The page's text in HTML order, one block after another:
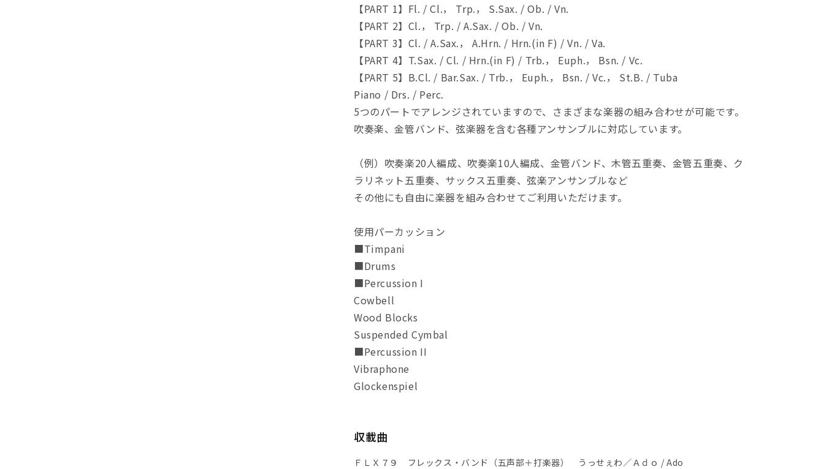
Ａ
ｄ
の
数
量
を
減
ら
Ａ
ｄ
ｏ
の
数
量
を
増
や
【PART 1】Fl. / Cl.， Trp.， S.Sax. / Ob. / Vn.
【PART 2】Cl.， Trp. / A.Sax. / Ob. / Vn.
【PART 3】Cl. / A.Sax.， A.Hrn. / Hrn.(in F) / Vn. / Va.
【PART 4】T.Sax. / Cl. / Hrn.(in F) / Trb.， Euph.， Bsn. / Vc.
【PART 5】B.Cl. / Bar.Sax. / Trb.， Euph.， Bsn. / Vc.， St.B. / Tuba
Piano / Drs. / Perc.
5つのパートでアレンジされていますので、さまざまな楽器の組み合わせが可能です。
吹奏楽、金管バンド、弦楽器を含む各種アンサンブルに対応しています。
（例）吹奏楽20人編成、吹奏楽10人編成、金管バンド、木管五重奏、金管五重奏、ク
ラリネット五重奏、サックス五重奏、弦楽アンサンブルなど
その他にも自由に楽器を組み合わせてご利用いただけます。
使用パーカッション
■Timpani
■Drums
■Percussion I
Cowbell
Wood Blocks
Suspended Cymbal
■Percussion II
Vibraphone
Glockenspiel
収載曲
ＦＬＸ７９ フレックス・バンド（五声部＋打楽器） うっせぇわ／Ａｄｏ / Ado